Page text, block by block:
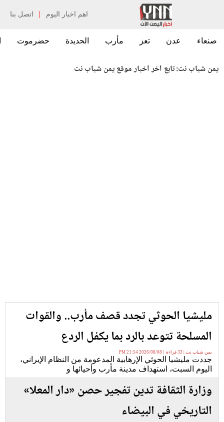
اهم اخبار اليوم | اتصل بنا
صنعاء عدن تعز مأرب الحديدة حضرموت
يمن شباب نت:تابع اخر اخبار موقع يمن شباب نت
مليشيا الحوثي تجدد قصف مأرب.. والقوات
المسلحة تتوعد بالرد بما يكفل الردع
يمن شباب نت | 33 قراءة | 2026/08/08 21:54 PM
جددت مليشيا الحوثي الإرهابية المدعومة من النظام الإيراني،
اليوم السبت، استهداف مدينة مأرب وأحيائها و
وزارة الثقافة تدين تفجير حصن «دار المعلا»
التاريخي في البيضاء